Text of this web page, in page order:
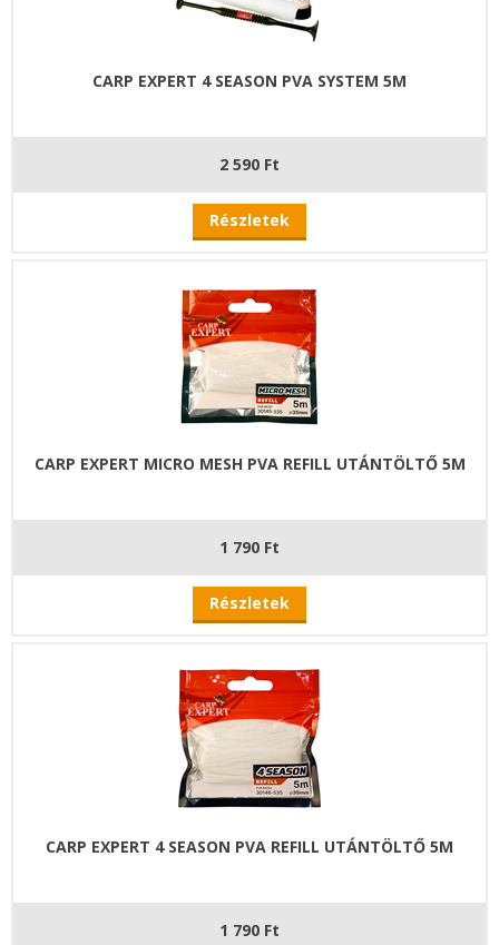
CARP EXPERT 4 SEASON PVA SYSTEM 5M
2 590 Ft
Részletek
CARP EXPERT MICRO MESH PVA REFILL UTÁNTÖLTŐ 5M
1 790 Ft
Részletek
CARP EXPERT 4 SEASON PVA REFILL UTÁNTÖLTŐ 5M
1 790 Ft